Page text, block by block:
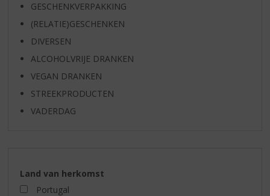
GESCHENKVERPAKKING
(RELATIE)GESCHENKEN
DIVERSEN
ALCOHOLVRIJE DRANKEN
VEGAN DRANKEN
STREEKPRODUCTEN
VADERDAG
Land van herkomst
Portugal